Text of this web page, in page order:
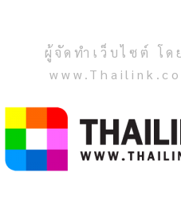
ผู้จัดทำเว็บไซต์ โด
www.Thailink.co